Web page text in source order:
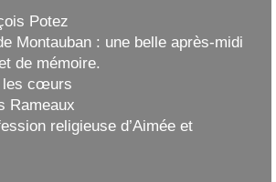
Potez
Montauban : une belle après-midi
de mémoire.
les cœurs
Rameaux
religieuse d’Aimée et